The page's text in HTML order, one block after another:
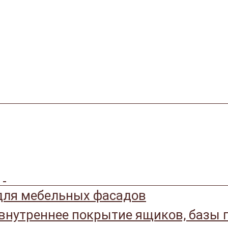
мебельных фасадов
покрытие ящиков, базы